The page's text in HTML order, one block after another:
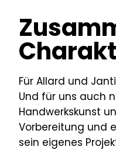
Für Allard und
Und für uns auch
Handwerkskunst
Vorbereitung und
sein eigenes